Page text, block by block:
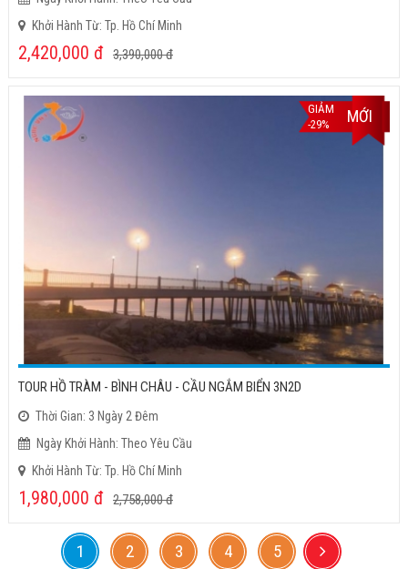
Khởi Hành Từ: Tp. Hồ Chí Minh
2,420,000 đ 3,390,000đ
GIẢM
-29%
MỚI
TOUR HỒ TRÀM - BÌNH CHÂU - CẦU NGẮM BIỂN 3N2D
Thời Gian: 3 Ngày 2 Đêm
Ngày Khởi Hành: Theo Yêu Cầu
Khởi Hành Từ: Tp. Hồ Chí Minh
1,980,000 đ 2,758,000đ
1 2 3 4 5